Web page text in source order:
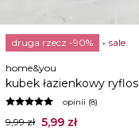
druga rzecz -90% sale
home&you
kubek łazienkowy ryflos
opinii (8)
9,99 zł 5,99 zł